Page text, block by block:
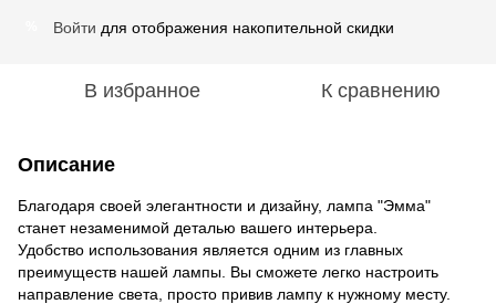
Войти для отображения накопительной скидки
В избранное К сравнению
Описание
Благодаря своей элегантности и дизайну, лампа "Эмма"
станет незаменимой деталью вашего интерьера.
Удобство использования является одним из главных
преимуществ нашей лампы. Вы сможете легко настроить
направление света, просто привив лампу к нужному месту.